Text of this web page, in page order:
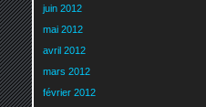
juin 2012
mai 2012
avril 2012
mars 2012
février 2012